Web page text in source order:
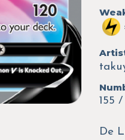
155 /
De